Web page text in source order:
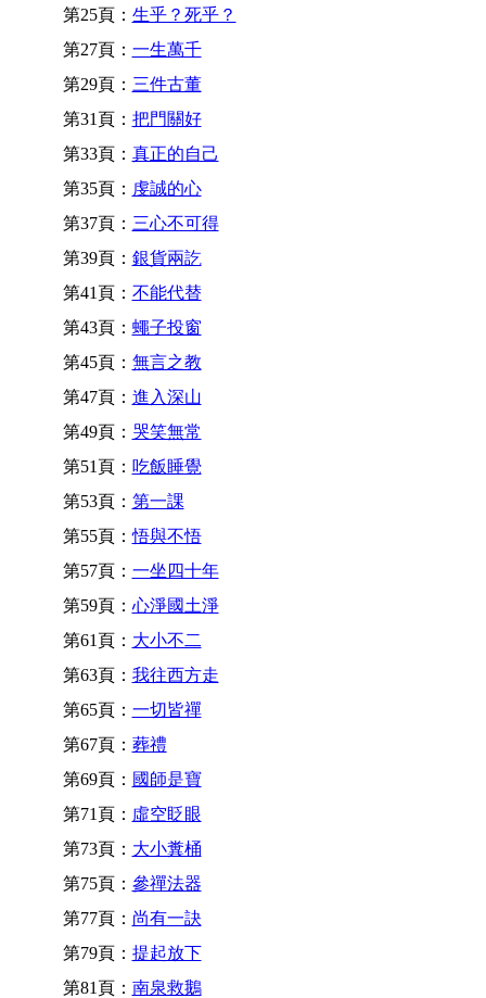
第25頁： 生乎？死乎？
第27頁： 一生萬千
第29頁： 三件古董
第31頁： 把門關好
第33頁： 真正的自己
第35頁： 虔誠的心
第37頁： 三心不可得
第39頁： 銀貨兩訖
第41頁： 不能代替
第43頁： 蠅子投窗
第45頁： 無言之教
第47頁： 進入深山
第49頁： 哭笑無常
第51頁： 吃飯睡覺
第53頁： 第一課
第55頁：悟與不悟
第57頁： 一坐四十年
第59頁： 心淨國土淨
第61頁： 大小不二
第63頁： 我往西方走
第65頁： 一切皆禪
第67頁： 葬禮
第69頁： 國師是寶
第71頁： 虛空眨眼
第73頁： 大小糞桶
第75頁： 參禪法器
第77頁： 尚有一訣
第79頁： 提起放下
第81頁： 南泉救鵝